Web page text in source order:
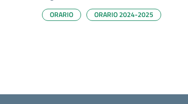
ORARIO ORARIO 2024-2025